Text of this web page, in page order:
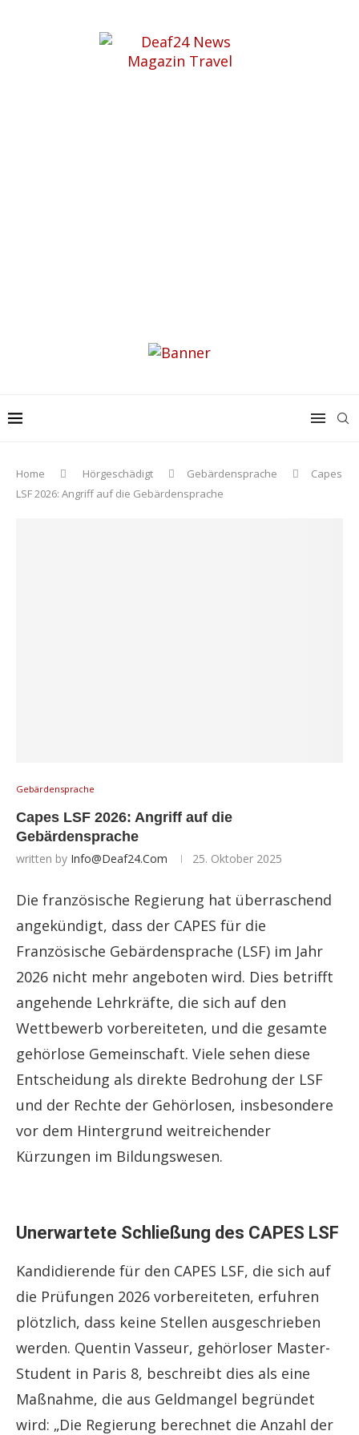
Home Hörgeschädigt Gebärdensprache
Capes
LSF 2026: Angriff auf die Gebärdensprache
Gebärdensprache
Capes LSF 2026: Angriff auf die
Gebärdensprache
written by Info@deaf24.com 25. Oktober 2025
Die französische Regierung hat überraschend
angekündigt, dass der CAPES für die
Französische Gebärdensprache (LSF) im Jahr
2026 nicht mehr angeboten wird. Dies betrifft
angehende Lehrkräfte, die sich auf den
Wettbewerb vorbereiteten, und die gesamte
gehörlose Gemeinschaft. Viele sehen diese
Entscheidung als direkte Bedrohung der LSF
und der Rechte der Gehörlosen, insbesondere
vor dem Hintergrund weitreichender
Kürzungen im Bildungswesen.
Unerwartete Schließung des CAPES LSF
Kandidierende für den CAPES LSF, die sich auf
die Prüfungen 2026 vorbereiteten, erfuhren
plötzlich, dass keine Stellen ausgeschrieben
werden. Quentin Vasseur, gehörloser Master-
Student in Paris 8, beschreibt dies als eine
Maßnahme, die aus Geldmangel begründet
wird: „Die Regierung berechnet die Anzahl der